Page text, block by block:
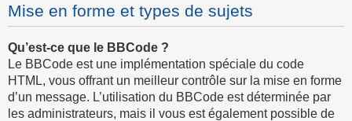
Mise en forme et types de sujets
Qu’est-ce que le BBCode ?
Le BBCode est une implémentation spéciale du code
HTML, vous offrant un meilleur contrôle sur la mise en forme
d’un message. L’utilisation du BBCode est déterminée par
les administrateurs, mais il vous est également possible de